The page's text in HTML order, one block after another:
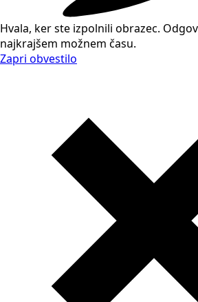
Hvala, ker ste izpolnili obrazec.
najkrajšem možnem času.
Zapri obvestilo